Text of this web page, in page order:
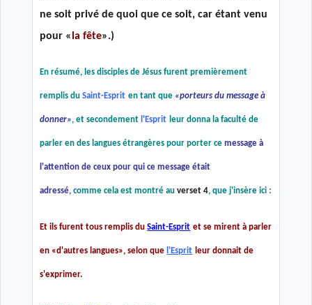
ne soit privé de quoi que ce soit, car étant venu
pour « la fête».)
En résumé, les disciples de Jésus furent premièrement
remplis duSaint-Esprit en tant que «porteurs du message à
donner», et secondement l'Esprit leur donna la faculté de
parler en des langues étrangères pour porter cemessage à
l'attention de ceux pour qui ce message était
adressé,comme cela est montré auverset 4, que j'insère ici :
Et ils furent tous remplis duSaint-Esprit et se mirent à parler
en «d'autres langues», selon que l'Esprit leur donnait de
s'exprimer.